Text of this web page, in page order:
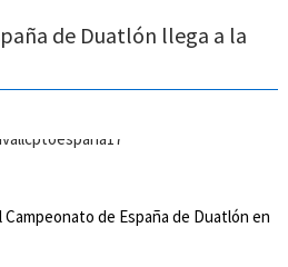
de Duatlón llega a la
Campeonato de España de Duatlón en